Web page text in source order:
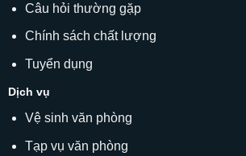
Câu hỏi thường gặp
Chính sách chất lượng
Tuyển dụng
Dịch vụ
Vệ sinh văn phòng
Tạp vụ văn phòng